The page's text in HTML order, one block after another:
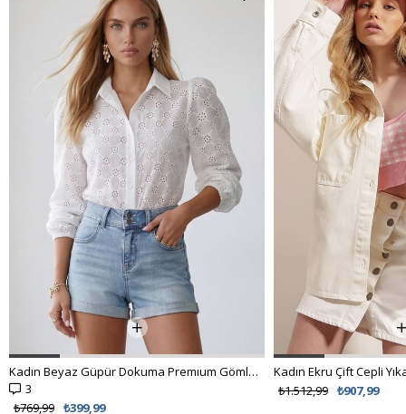
Kadın Ekru Çift Cepli Yıkamalı Oversize Denim Ceket ALC-X8152
₺1.512,99
%62 İNDİRİM
₺299,00
₺538,99